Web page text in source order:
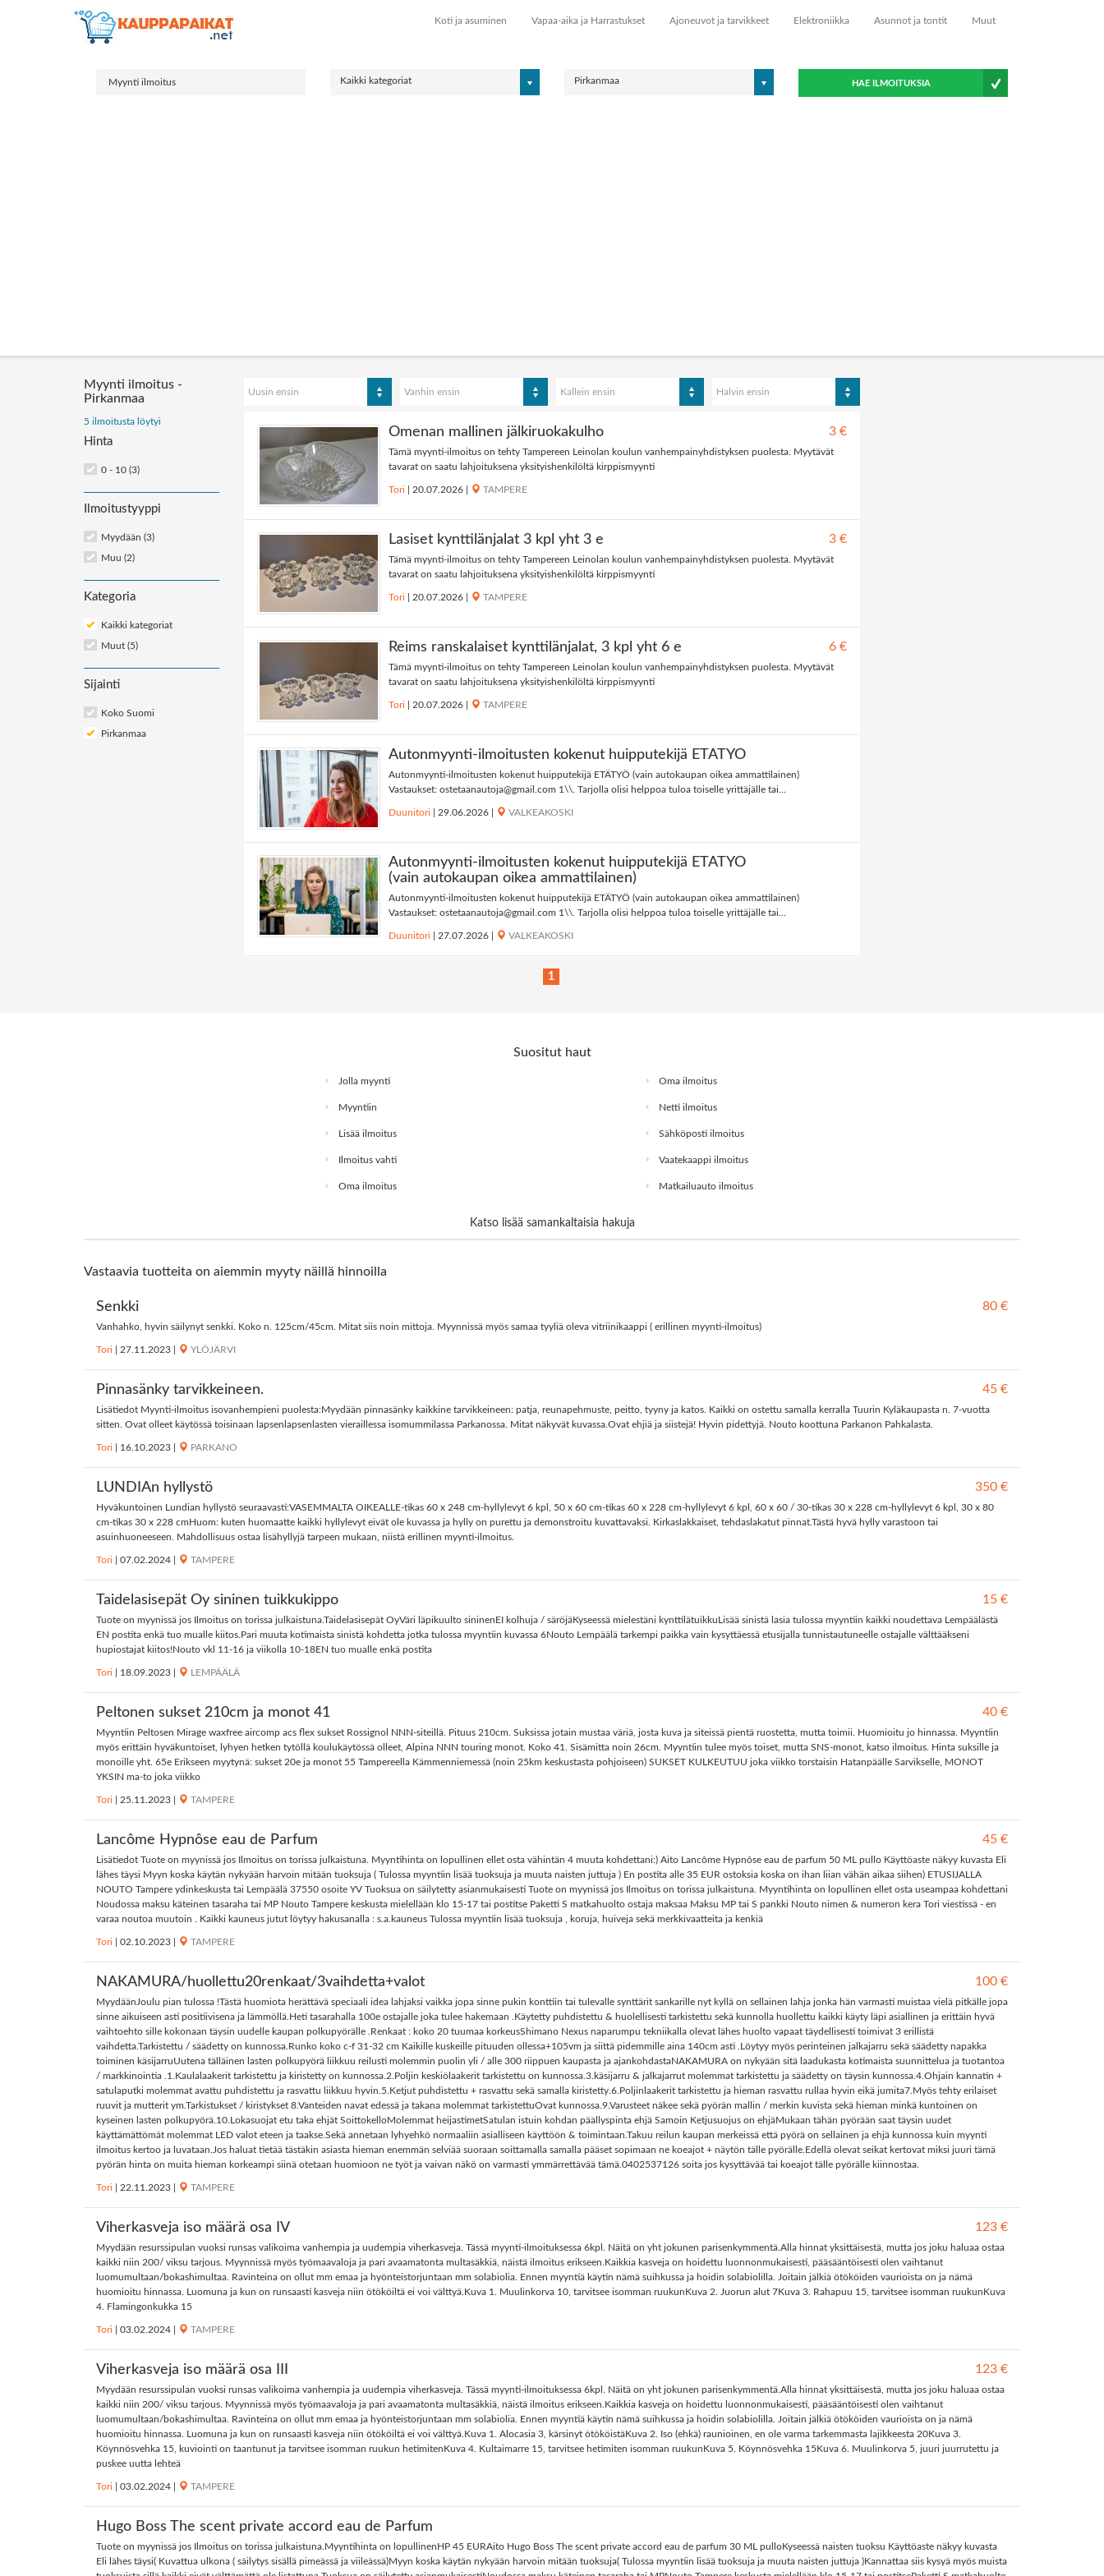
Koti ja asuminen Vapaa-aika ja Harrastukset Ajoneuvot ja tarvikkeet Elektroniikka Asunnot ja tontit Muut
Kaikki kategoriat Pirkanmaa HAE ILMOITUKSIA
Myynti ilmoitus -
Pirkanmaa
5 ilmoitusta löytyi
Hinta
0 - 10 (3)
Ilmoitustyyppi
Myydään (3)
Muu (2)
Kategoria
Kaikki kategoriat
Muut (5)
Sijainti
Koko Suomi
Pirkanmaa
Järjestä
ilmoitukset:
Uusin ensin Vanhin ensin Kallein ensin Halvin ensin
Omenan mallinen jälkiruokakulho 3 €
Tämä myynti-ilmoitus on tehty Tampereen Leinolan koulun vanhempainyhdistyksen puolesta. Myytävät
tavarat on saatu lahjoituksena yksityishenkilöltä kirppismyynti
Tori 20.07.2026 TAMPERE
Lasiset kynttilänjalat 3 kpl yht 3 e 3 €
Tämä myynti-ilmoitus on tehty Tampereen Leinolan koulun vanhempainyhdistyksen puolesta. Myytävät
tavarat on saatu lahjoituksena yksityishenkilöltä kirppismyynti
Tori 20.07.2026 TAMPERE
Reims ranskalaiset kynttilänjalat, 3 kpl yht 6 e 6 €
Tämä myynti-ilmoitus on tehty Tampereen Leinolan koulun vanhempainyhdistyksen puolesta. Myytävät
tavarat on saatu lahjoituksena yksityishenkilöltä kirppismyynti
Tori 20.07.2026 TAMPERE
Autonmyynti-ilmoitusten kokenut huipputekijä ETÄTYÖ
Autonmyynti-ilmoitusten kokenut huipputekijä ETÄTYÖ (vain autokaupan oikea ammattilainen)
Vastaukset: ostetaanautoja@gmail.com 1\\. Tarjolla olisi helppoa tuloa toiselle yrittäjälle tai...
Duunitori 29.06.2026 VALKEAKOSKI
Autonmyynti-ilmoitusten kokenut huipputekijä ETÄTYÖ
(vain autokaupan oikea ammattilainen)
Autonmyynti-ilmoitusten kokenut huipputekijä ETÄTYÖ (vain autokaupan oikea ammattilainen)
Vastaukset: ostetaanautoja@gmail.com 1\\. Tarjolla olisi helppoa tuloa toiselle yrittäjälle tai...
Duunitori 27.07.2026 VALKEAKOSKI
1
Suositut haut
Jolla myynti
Myyntiin
Lisää ilmoitus
Ilmoitus vahti
Oma ilmoitus
Oma ilmoitus
Netti ilmoitus
Sähköposti ilmoitus
Vaatekaappi ilmoitus
Matkailuauto ilmoitus
Katso lisää samankaltaisia hakuja
Vastaavia tuotteita on aiemmin myyty näillä hinnoilla
Senkki 80 €
Vanhahko, hyvin säilynyt senkki. Koko n. 125cm/45cm. Mitat siis noin mittoja. Myynnissä myös samaa tyyliä oleva vitriinikaappi ( erillinen myynti-ilmoitus)
Tori 27.11.2023 YLÖJÄRVI
Pinnasänky tarvikkeineen. 45 €
Lisätiedot Myynti-ilmoitus isovanhempieni puolesta:Myydään pinnasänky kaikkine tarvikkeineen: patja, reunapehmuste, peitto, tyyny ja katos. Kaikki on ostettu samalla kerralla Tuurin Kyläkaupasta n. 7-vuotta
sitten. Ovat olleet käytössä toisinaan lapsenlapsenlasten vieraillessa isomummilassa Parkanossa. Mitat näkyvät kuvassa.Ovat ehjiä ja siistejä! Hyvin pidettyjä. Nouto koottuna Parkanon Pahkalasta.
Tori 16.10.2023 PARKANO
LUNDIAn hyllystö 350 €
Hyväkuntoinen Lundian hyllystö seuraavasti:VASEMMALTA OIKEALLE-tikas 60 x 248 cm-hyllylevyt 6 kpl, 50 x 60 cm-tikas 60 x 228 cm-hyllylevyt 6 kpl, 60 x 60 / 30-tikas 30 x 228 cm-hyllylevyt 6 kpl, 30 x 80
cm-tikas 30 x 228 cmHuom: kuten huomaatte kaikki hyllylevyt eivät ole kuvassa ja hylly on purettu ja demonstroitu kuvattavaksi. Kirkaslakkaiset, tehdaslakatut pinnat.Tästä hyvä hylly varastoon tai
asuinhuoneeseen. Mahdollisuus ostaa lisähyllyjä tarpeen mukaan, niistä erillinen myynti-ilmoitus.
Tori 07.02.2024 TAMPERE
Taidelasisepät Oy sininen tuikkukippo 15 €
Tuote on myynissä jos Ilmoitus on torissa julkaistuna.Taidelasisepät OyVäri läpikuulto sininenEI kolhuja / säröjäKyseessä mielestäni kynttilätuikkuLisää sinistä lasia tulossa myyntiin kaikki noudettava Lempäälästä
EN postita enkä tuo mualle kiitos.Pari muuta kotimaista sinistä kohdetta jotka tulossa myyntiin kuvassa 6Nouto Lempäälä tarkempi paikka vain kysyttäessä etusijalla tunnistautuneelle ostajalle välttääkseni
hupiostajat kiitos!Nouto vkl 11-16 ja viikolla 10-18EN tuo mualle enkä postita
Tori 18.09.2023 LEMPÄÄLÄ
Peltonen sukset 210cm ja monot 41 40 €
Myyntiin Peltosen Mirage waxfree aircomp acs flex sukset Rossignol NNN-siteillä. Pituus 210cm. Suksissa jotain mustaa väriä, josta kuva ja siteissä pientä ruostetta, mutta toimii. Huomioitu jo hinnassa. Myyntiin
myös erittäin hyväkuntoiset, lyhyen hetken tytöllä koulukäytössä olleet, Alpina NNN touring monot. Koko 41. Sisämitta noin 26cm. Myyntiin tulee myös toiset, mutta SNS-monot, katso ilmoitus. Hinta suksille ja
monoille yht. 65e Erikseen myytynä: sukset 20e ja monot 55 Tampereella Kämmenniemessä (noin 25km keskustasta pohjoiseen) SUKSET KULKEUTUU joka viikko torstaisin Hatanpäälle Sarvikselle, MONOT
YKSIN ma-to joka viikko
Tori 25.11.2023 TAMPERE
Lancôme Hypnôse eau de Parfum 45 €
Lisätiedot Tuote on myynissä jos Ilmoitus on torissa julkaistuna. Myyntihinta on lopullinen ellet osta vähintän 4 muuta kohdettani:) Aito Lancôme Hypnôse eau de parfum 50 ML pullo Käyttöaste näkyy kuvasta Eli
lähes täysi Myyn koska käytän nykyään harvoin mitään tuoksuja ( Tulossa myyntiin lisää tuoksuja ja muuta naisten juttuja ) En postita alle 35 EUR ostoksia koska on ihan liian vähän aikaa siihen) ETUSIJALLA
NOUTO Tampere ydinkeskusta tai Lempäälä 37550 osoite YV Tuoksua on säilytetty asianmukaisesti Tuote on myynissä jos Ilmoitus on torissa julkaistuna. Myyntihinta on lopullinen ellet osta useampaa kohdettani
Noudossa maksu käteinen tasaraha tai MP Nouto Tampere keskusta mielellään klo 15-17 tai postitse Paketti S matkahuolto ostaja maksaa Maksu MP tai S pankki Nouto nimen & numeron kera Tori viestissä - en
varaa noutoa muutoin . Kaikki kauneus jutut löytyy hakusanalla : s.a.kauneus Tulossa myyntiin lisää tuoksuja , koruja, huiveja sekä merkkivaatteita ja kenkiä
Tori 02.10.2023 TAMPERE
NAKAMURA/huollettu20renkaat/3vaihdetta+valot 100 €
MyydäänJoulu pian tulossa !Tästä huomiota herättävä speciaali idea lahjaksi vaikka jopa sinne pukin konttiin tai tulevalle synttärit sankarille nyt kyllä on sellainen lahja jonka hän varmasti muistaa vielä pitkälle jopa
sinne aikuiseen asti positiivisena ja lämmöllä.Heti tasarahalla 100e ostajalle joka tulee hakemaan .Käytetty puhdistettu & huolellisesti tarkistettu sekä kunnolla huollettu kaikki käyty läpi asiallinen ja erittäin hyvä
vaihtoehto sille kokonaan täysin uudelle kaupan polkupyörälle .Renkaat : koko 20 tuumaa korkeusShimano Nexus naparumpu tekniikalla olevat lähes huolto vapaat täydellisesti toimivat 3 erillistä
vaihdetta.Tarkistettu / säädetty on kunnossa.Runko koko c-f 31-32 cm Kaikille kuskeille pituuden ollessa+105vm ja siittä pidemmille aina 140cm asti .Löytyy myös perinteinen jalkajarru sekä säädetty napakka
toiminen käsijarruUutena tälläinen lasten polkupyörä liikkuu reilusti molemmin puolin yli / alle 300 riippuen kaupasta ja ajankohdastaNAKAMURA on nykyään sitä laadukasta kotimaista suunnittelua ja tuotantoa
/ markkinointia .1.Kaulalaakerit tarkistettu ja kiristetty on kunnossa.2.Poljin keskiölaakerit tarkistettu on kunnossa.3.käsijarru & jalkajarrut molemmat tarkistettu ja säädetty on täysin kunnossa.4.Ohjain kannatin +
satulaputki molemmat avattu puhdistettu ja rasvattu liikkuu hyvin.5.Ketjut puhdistettu + rasvattu sekä samalla kiristetty.6.Poljinlaakerit tarkistettu ja hieman rasvattu rullaa hyvin eikä jumita7.Myös tehty erilaiset
ruuvit ja mutterit ym.Tarkistukset / kiristykset 8.Vanteiden navat edessä ja takana molemmat tarkistettuOvat kunnossa.9.Varusteet näkee sekä pyörän mallin / merkin kuvista sekä hieman minkä kuntoinen on
kyseinen lasten polkupyörä.10.Lokasuojat etu taka ehjät SoittokelloMolemmat heijastimetSatulan istuin kohdan päällyspinta ehjä Samoin Ketjusuojus on ehjäMukaan tähän pyörään saat täysin uudet
käyttämättömät molemmat LED valot eteen ja taakse.Sekä annetaan lyhyehkö normaaliin asialliseen käyttöön & toimintaan.Takuu reilun kaupan merkeissä että pyörä on sellainen ja ehjä kunnossa kuin myynti
ilmoitus kertoo ja luvataan.Jos haluat tietää tästäkin asiasta hieman enemmän selviää suoraan soittamalla samalla pääset sopimaan ne koeajot + näytön tälle pyörälle.Edellä olevat seikat kertovat miksi juuri tämä
pyörän hinta on muita hieman korkeampi siinä otetaan huomioon ne työt ja vaivan näkö on varmasti ymmärrettävää tämä.0402537126 soita jos kysyttävää tai koeajot tälle pyörälle kiinnostaa.
Tori 22.11.2023 TAMPERE
Viherkasveja iso määrä osa IV 123 €
Myydään resurssipulan vuoksi runsas valikoima vanhempia ja uudempia viherkasveja. Tässä myynti-ilmoituksessa 6kpl. Näitä on yht jokunen parisenkymmentä.Alla hinnat yksittäisestä, mutta jos joku haluaa ostaa
kaikki niin 200/ viksu tarjous. Myynnissä myös työmaavaloja ja pari avaamatonta multasäkkiä, näistä ilmoitus erikseen.Kaikkia kasveja on hoidettu luonnonmukaisesti, pääsääntöisesti olen vaihtanut
luomumultaan/bokashimultaa. Ravinteina on ollut mm emaa ja hyönteistorjuntaan mm solabiolia. Ennen myyntiä käytin nämä suihkussa ja hoidin solabiolilla. Joitain jälkiä ötököiden vaurioista on ja nämä
huomioitu hinnassa. Luomuna ja kun on runsaasti kasveja niin ötököiltä ei voi välttyä.Kuva 1. Muulinkorva 10, tarvitsee isomman ruukunKuva 2. Juorun alut 7Kuva 3. Rahapuu 15, tarvitsee isomman ruukunKuva
4. Flamingonkukka 15
Tori 03.02.2024 TAMPERE
Viherkasveja iso määrä osa III 123 €
Myydään resurssipulan vuoksi runsas valikoima vanhempia ja uudempia viherkasveja. Tässä myynti-ilmoituksessa 6kpl. Näitä on yht jokunen parisenkymmentä.Alla hinnat yksittäisestä, mutta jos joku haluaa ostaa
kaikki niin 200/ viksu tarjous. Myynnissä myös työmaavaloja ja pari avaamatonta multasäkkiä, näistä ilmoitus erikseen.Kaikkia kasveja on hoidettu luonnonmukaisesti, pääsääntöisesti olen vaihtanut
luomumultaan/bokashimultaa. Ravinteina on ollut mm emaa ja hyönteistorjuntaan mm solabiolia. Ennen myyntiä käytin nämä suihkussa ja hoidin solabiolilla. Joitain jälkiä ötököiden vaurioista on ja nämä
huomioitu hinnassa. Luomuna ja kun on runsaasti kasveja niin ötököiltä ei voi välttyä.Kuva 1. Alocasia 3, kärsinyt ötököistäKuva 2. Iso (ehkä) raunioinen, en ole varma tarkemmasta lajikkeesta 20Kuva 3.
Köynnösvehka 15, kuviointi on taantunut ja tarvitsee isomman ruukun hetimitenKuva 4. Kultaimarre 15, tarvitsee hetimiten isomman ruukunKuva 5. Köynnösvehka 15Kuva 6. Muulinkorva 5, juuri juurrutettu ja
puskee uutta lehteä
Tori 03.02.2024 TAMPERE
Hugo Boss The scent private accord eau de Parfum
Tuote on myynissä jos Ilmoitus on torissa julkaistuna.Myyntihinta on lopullinenHP 45 EURAito Hugo Boss The scent private accord eau de parfum 30 ML pulloKyseessä naisten tuoksu Käyttöaste näkyy kuvasta
Eli lähes täysi( Kuvattua ulkona ( säilytys sisällä pimeässä ja viileässä)Myyn koska käytän nykyään harvoin mitään tuoksuja( Tulossa myyntiin lisää tuoksuja ja muuta naisten juttuja )Kannattaa siis kysyä myös muista